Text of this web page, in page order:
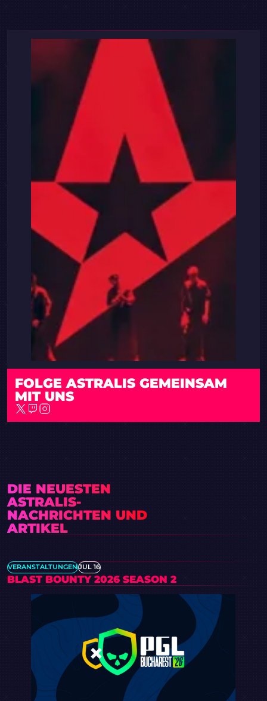
FOLGE ASTRALIS GEMEINSAM
MIT UNS
DIE NEUESTEN
ASTRALIS-
NACHRICHTEN UND
ARTIKEL
VERANSTALTUNGENJUL 16
BLAST BOUNTY 2026 SEASON 2